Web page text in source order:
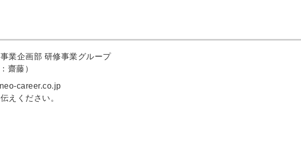
業企画部 研修事業グループ
齋藤）
career.co.jp
えください。